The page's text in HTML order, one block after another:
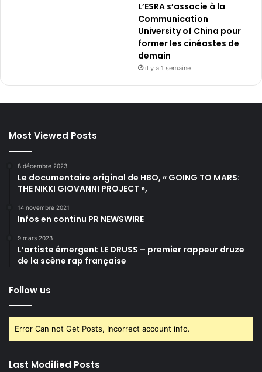
L’ESRA s’associe à la
Communication
University of China pour
former les cinéastes de
demain
il y a 1 semaine
Most Viewed Posts
8 décembre 2023
Le documentaire original de HBO, « GOING TO MARS:
THE NIKKI GIOVANNI PROJECT »,
14 novembre 2021
Infos en continu PR NEWSWIRE
9 mars 2023
L’artiste émergent LE DRUSS – premier rappeur druze
de la scène rap française
Follow us
Error Can not Get Posts, Incorrect account info.
Last Modified Posts